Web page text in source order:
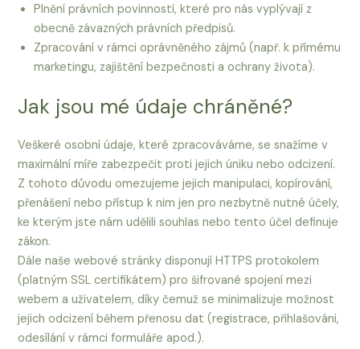
Plnění právních povinností, které pro nás vyplývají z
obecně závazných právních předpisů.
Zpracování v rámci oprávněného zájmů (např. k přímému
marketingu, zajištění bezpečnosti a ochrany života).
Jak jsou mé údaje chráněné?
Veškeré osobní údaje, které zpracováváme, se snažíme v
maximální míře zabezpečit proti jejich úniku nebo odcizení.
Z tohoto důvodu omezujeme jejich manipulaci, kopírování,
přenášení nebo přístup k nim jen pro nezbytně nutné účely,
ke kterým jste nám udělili souhlas nebo tento účel definuje
zákon.
Dále naše webové stránky disponují HTTPS protokolem
(platným SSL certifikátem) pro šifrované spojení mezi
webem a uživatelem, díky čemuž se minimalizuje možnost
jejich odcizení během přenosu dat (registrace, přihlašováni,
odesílání v rámci formuláře apod.).